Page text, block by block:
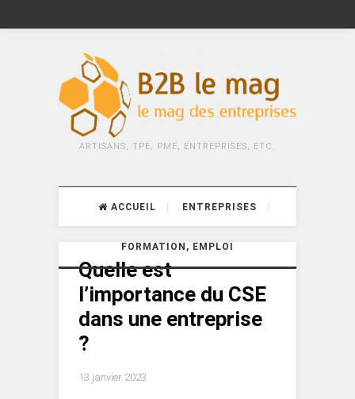
ARTISANS, TPE, PME, ENTREPRISES, ETC.
ACCUEIL ENTREPRISES
FORMATION, EMPLOI
Quelle est
l’importance du CSE
dans une entreprise
?
13 janvier 2023